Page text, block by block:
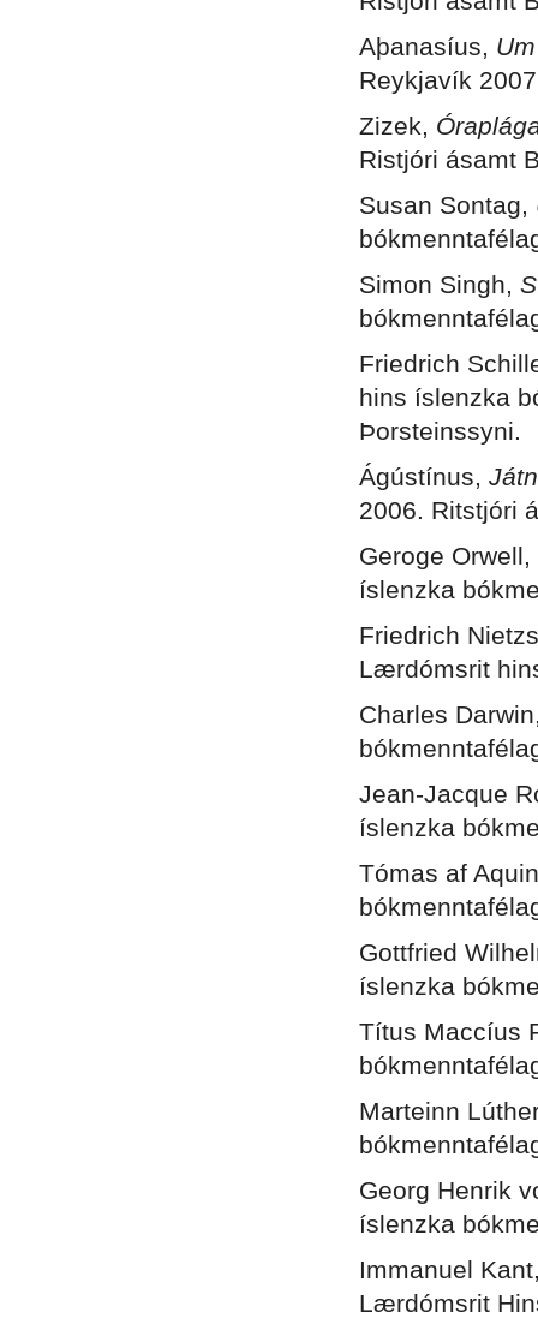
Aþanasíus,
Reykjavík
Zizek,
Ristjóri ásamt
Susan Sontag,
Simon Singh,
Friedrich
hins íslenzka
Þorsteinssyni.
Ágústínus,
2006. Ritstjóri
Geroge Orwell,
íslenzka
Friedrich
Lærdómsrit
Charles
Jean-Jacque
íslenzka
Tómas af
Gottfried
íslenzka
Títus Maccíus
Marteinn
Georg Henrik
íslenzka
Immanuel
Lærdómsrit